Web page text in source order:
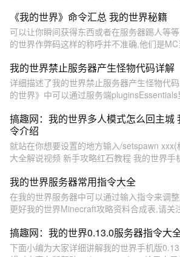
《我的世界》命令汇总 我的世界秘籍
可以让你瞬间获得东西或者在服务器踢人等
的世界作弊码这样的称呼并不准确,他们是
我的世界禁止服务器产生怪物代码详解
详细描述了我的世界禁止服务器产生怪物代
的世界》中可以通过服务端pluginsEssentials
搞趣网：我的世界多人模式怎么回主城
令介绍
就站在你想要设置的地方输入/setspawn
大全解说视频 新手攻略红石教程 我的世界手
我的世界服务器常用指令大全
在我的世界服务器中可以通过输入指令来调
更好我的世界Minecraft攻略资料合成表,请关
搞趣网：我的世界0.13.0服务器指令大
下面小编为大家详细讲解我的世界手机版